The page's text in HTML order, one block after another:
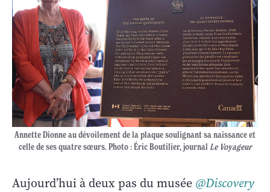
Annette Dionne au dévoilement de la plaque soulignant sa naissance et
celle de ses quatre sœurs. Photo : Éric Boutilier, journal Le Voyageur
Aujourd’hui à deux pas du musée @Discovery